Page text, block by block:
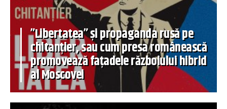
”Libertatea” și propaganda rusă pe
chitanțier, sau cum presa românească
promovează fațadele războiului hibrid
al Moscovei